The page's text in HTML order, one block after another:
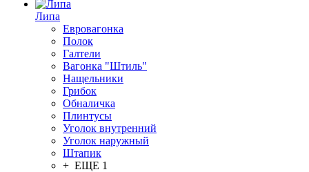
Липа
Евровагонка
Полок
Галтели
Вагонка "Штиль"
Нащельники
Грибок
Обналичка
Плинтусы
Уголок внутренний
Уголок наружный
Штапик
+ ЕЩЕ 1